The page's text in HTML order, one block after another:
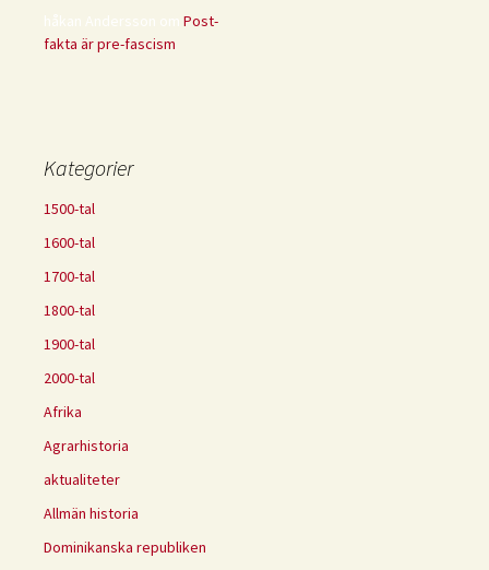
håkan Andersson om Post-
fakta är pre-fascism
Kategorier
1500-tal
1600-tal
1700-tal
1800-tal
1900-tal
2000-tal
Afrika
Agrarhistoria
aktualiteter
Allmän historia
Dominikanska republiken